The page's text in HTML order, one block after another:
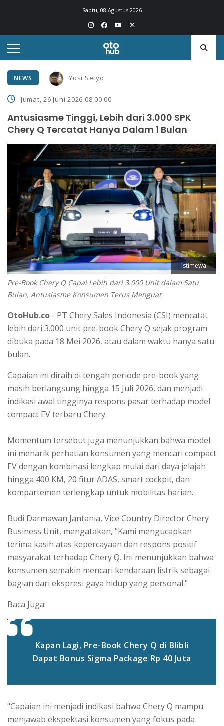
Sabtu, 08 Agustus 2026
NEWS Yosi Setyo
Jumat, 26 Juni 2026 08:00:00
Antusiasme Tinggi, Lebih dari 3.000 SPK
Chery Q Tercatat Hanya Dalam 1 Bulan
Istimewa
Pre-Book Chery Q Capai Lebih dari 3.000 Unit dalam Satu
Bulan, Antusiasme Konsumen Terus Menguat
OtoHub.co - PT Chery Sales Indonesia (CSI) mencatat
lebih dari 3.000 unit pre-book Chery Q sejak program
dibuka pada 18 Mei 2026, atau dalam waktu hanya satu
bulan.
Capaian ini diraih di tengah periode pre-book yang
masih berlangsung hingga 15 Juli 2026, dan menjadi
indikasi awal tingginya respons pasar terhadap model
compact EV terbaru Chery.
Momentum tersebut juga menunjukkan bahwa model
ini menarik perhatian konsumen yang mencari compact
EV dengan kombinasi lengkap mulai dari daya jelajah
hingga 400 KM, 20 fitur ADAS, smart cockpit, dan
kompartemen terlengkap untuk mobilitas harian.
Budi Darmawan Jantania, Vice Country Director Chery
Business Unit, mengatakan, "Kami mengucapkan
terima kasih atas kepercayaan dan respons positif
masyarakat terhadap Chery Q. Ini menunjukkan bahwa
konsumen semakin mencari kendaraan listrik sebagai
bagian dari ekspresi gaya hidup yang personal."
Baca Juga:
Kapan Lagi, Pre-Book Chery Q di Blibli
Dapat Bonus Sigma Package Rp 40 Juta
"Capaian ini menjadi indikasi bahwa Chery Q mampu
menjawab ekspektasi konsumen yang fokus pada